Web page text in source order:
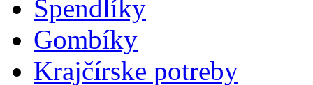
Špendlíky
Gombíky
Krajčírske potreby